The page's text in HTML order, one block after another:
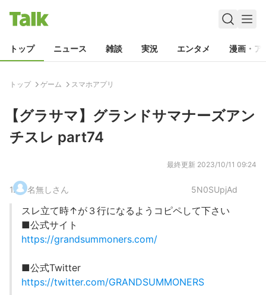
トップ ニュース 雑談 実況 エンタメ 漫画・ア
トップ ゲーム スマホアプリ
【グラサマ】グランドサマナーズアン
チスレ part74
最終更新 2023/10/11 09:24
1. 名無しさん 5N0SUpjAd
スレ立て時↑が３行になるようコピペして下さい
■公式サイト
https://grandsummoners.com/
■公式Twitter
https://twitter.com/GRANDSUMMONERS